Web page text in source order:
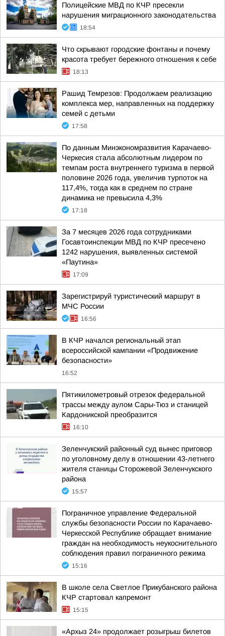
Полицейские МВД по КЧР пресекли
нарушения миграционного законодательства
18:54
Что скрывают городские фонтаны и почему
красота требует бережного отношения к себе
18:13
Рашид Темрезов: Продолжаем реализацию
комплекса мер, направленных на поддержку
семей с детьми
17:58
По данным Минэкономразвития Карачаево-
Черкесия стала абсолютным лидером по
темпам роста внутреннего туризма в первой
половине 2026 года, увеличив турпоток на
117,4%, тогда как в среднем по стране
динамика не превысила 4,3%
17:18
За 7 месяцев 2026 года сотрудниками
Госавтоинспекции МВД по КЧР пресечено
1242 нарушения, выявленных системой
«Паутина»
17:09
Зарегистрируй туристический маршрут в
МЧС России
16:56
В КЧР начался региональный этап
всероссийской кампании «Продвижение
безопасности»
16:52
Пятикилометровый отрезок федеральной
трассы между аулом Сары-Тюз и станицей
Кардоникской преобразится
16:10
Зеленчукский районный суд вынес приговор
по уголовному делу в отношении 43-летнего
жителя станицы Сторожевой Зеленчукского
района
15:57
Пограничное управление Федеральной
службы безопасности России по Карачаево-
Черкесской Республике обращает внимание
граждан на необходимость неукоснительного
соблюдения правил пограничного режима
15:16
В школе села Светлое Прикубанского района
КЧР стартовал капремонт
15:15
«Архыз 24» продолжает розыгрыш билетов